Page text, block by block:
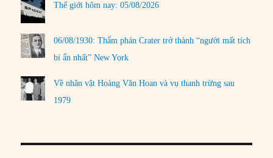
Thế giới hôm nay: 05/08/2026
06/08/1930: Thẩm phán Crater trở thành “người mất tích
bí ẩn nhất” New York
Về nhân vật Hoàng Văn Hoan và vụ thanh trừng sau
1979